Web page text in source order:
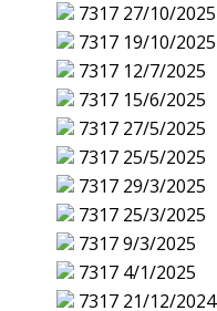
7317 27/10/2025
7317 19/10/2025
7317 12/7/2025
7317 15/6/2025
7317 27/5/2025
7317 25/5/2025
7317 29/3/2025
7317 25/3/2025
73179/3/2025
7317 4/1/2025
7317 21/12/2024